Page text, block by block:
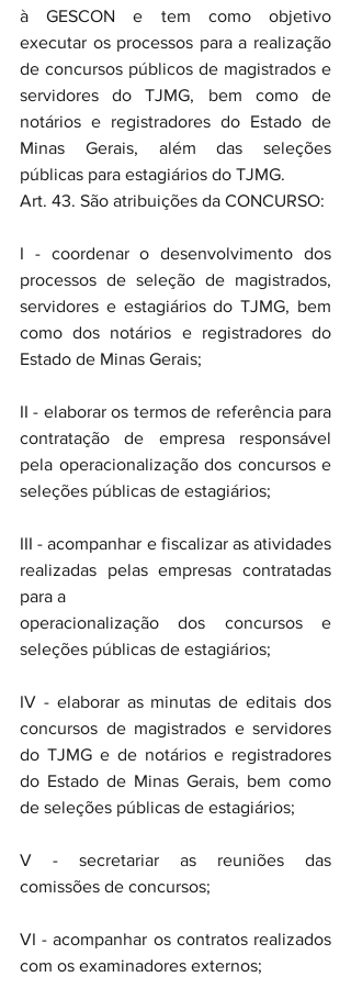
à GESCON e tem como objetivo
executar os processos para a realização
de concursos públicos de magistrados e
servidores do TJMG, bem como de
notários e registradores do Estado de
Minas Gerais, além das seleções
públicas para estagiários do TJMG.
Art. 43. São atribuições da CONCURSO:
I - coordenar o desenvolvimento dos
processos de seleção de magistrados,
servidores e estagiários do TJMG, bem
como dos notários e registradores do
Estado de Minas Gerais;
II - elaborar os termos de referência para
contratação de empresa responsável
pela operacionalização dos concursos e
seleções públicas de estagiários;
III - acompanhar e fiscalizar as atividades
realizadas pelas empresas contratadas
para a
operacionalização dos concursos e
seleções públicas de estagiários;
IV - elaborar as minutas de editais dos
concursos de magistrados e servidores
do TJMG e de notários e registradores
do Estado de Minas Gerais, bem como
de seleções públicas de estagiários;
V - secretariar as reuniões das
comissões de concursos;
VI - acompanhar os contratos realizados
com os examinadores externos;